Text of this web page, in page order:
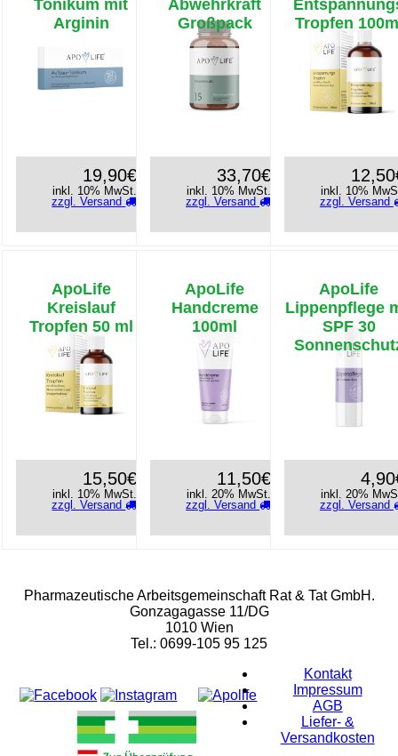
Tonikum mit
Arginin
19,90€
inkl. 10% MwSt.
zzgl. Versand
Abwehrkraft
Großpack
33,70€
inkl. 10% MwSt.
zzgl. Versand
Tropfen
inkl. 10%
zzgl. Versand
ApoLife
Kreislauf
Tropfen 50 ml
15,50€
inkl. 10% MwSt.
zzgl. Versand
ApoLife
Handcreme
100ml
11,50€
inkl. 20% MwSt.
zzgl. Versand
ApoLife
Lippenpflege
SPF 30
inkl. 20%
zzgl. Versand
Pharmazeutische Arbeitsgemeinschaft Rat & Tat GmbH.
Gonzagagasse 11/DG
1010 Wien
Tel.: 0699-105 95 125
Kontakt
Impressum
AGB
Liefer- &
Versandkosten